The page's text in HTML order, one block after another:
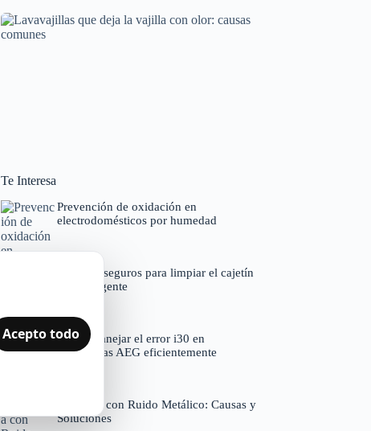
Horno que tarda en precalentar: causas y
soluciones
Códigos de error por marcas
Te Interesa
Prevención de oxidación en
electrodomésticos por humedad
Métodos seguros para limpiar el cajetín
del detergente
Cómo manejar el error i30 en
lavavajillas AEG eficientemente
Secadora con Ruido Metálico: Causas y
Soluciones
Acepto todo